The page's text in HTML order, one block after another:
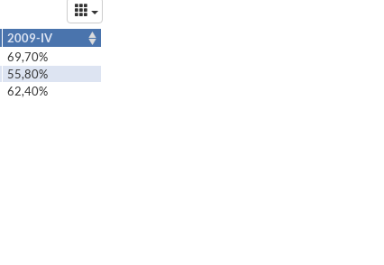
2009-IV
69,70%
55,80%
62,40%